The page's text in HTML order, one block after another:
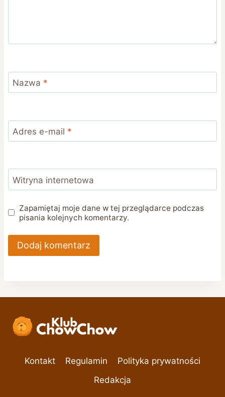
Nazwa *
Adres e-mail *
Witryna internetowa
Zapamiętaj moje dane w tej przeglądarce podczas
pisania kolejnych komentarzy.
Kontakt Regulamin
Polityka prywatności
Redakcja